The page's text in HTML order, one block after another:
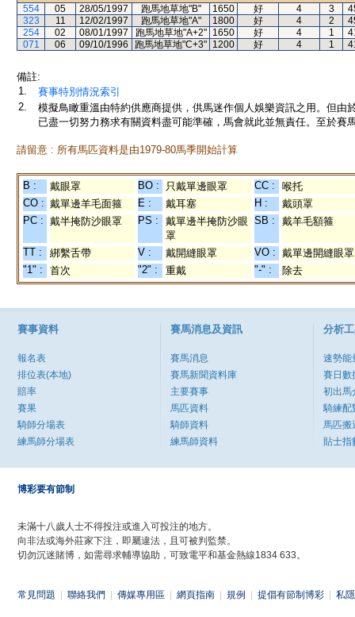
554
05 28/05/1997 跑馬地草地"B" 1650 好 4 3
323
11 12/02/1997 跑馬地草地"A" 1800 好 4 2
254
02 08/01/1997 跑馬地草地"A+2" 1650 好 4 1
071
06 09/10/1996 跑馬地草地"C+3" 1200 好 4 1
備註:
1.
賽事特別情況索引
2.
模擬鳥瞰重溫由特約供應商提供，供馬迷作個人娛樂資訊之用。但
已盡一切努力務求有關資料盡可能準確，馬會就此並無責任。至於賽
請留意 : 所有馬匹資料是由1979-80馬季開始計算
B : 戴眼罩 BO : 只戴單邊眼罩 CC :
喉托
CO : 戴單邊羊毛面箍 E : 戴耳塞 H :
戴頭罩
PC : 戴半掩防沙眼罩 PS :
戴單邊半掩防沙眼
罩
SB : 戴羊毛額箍
TT : 綁繫舌帶 V : 戴開縫眼罩 VO : 戴單邊開縫眼罩
"1" :
首次 "2" : 重戴 "-" : 除去
賽事資料
報名表
排位表(本地)
賠率
賽果
騎師分場表
練馬師分場表
賽馬消息及資訊
賽馬消息
賽馬新聞資料庫
主要賽事
馬匹資料
騎師資料
練馬師資料
分析
速勢能
賽日數
初出馬
騎練配
馬匹搬
貼士指
博彩要有節制
未滿十八歲人士不得投注或進入可投注的地方。
向非法或海外莊家下注，即屬違法，且可被判監禁。
切勿沉迷賭博，如需尋求輔導協助，可致電平和基金熱線1834 633。
常見問題 聯絡我們 傳媒專用區 網頁指南 規例 提倡有節制博彩 私